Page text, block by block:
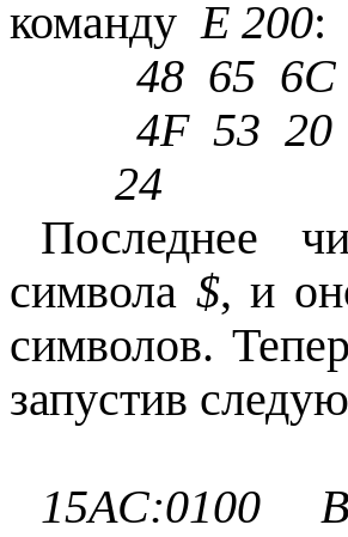
команду Е 200:
48 65 6C
4F 53 20
24
Последнее
символа $, и
символов.
запустив